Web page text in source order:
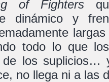
of Fighters
dinámico y
todo lo que
de los suplicios…
no llega ni a las